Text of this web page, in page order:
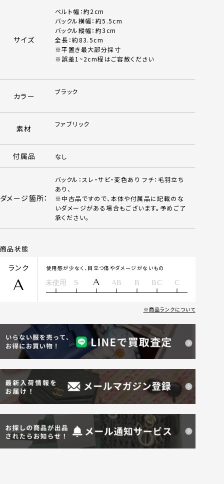
サイズ
ベルト幅：約2cm
バックル横幅：約5.5cm
バックル縦幅：約3cm
全長：約83.5cm
※平置き最大部分採寸
※誤差1~2cm程はご容赦ください
カラー ブラック
素材 ファブリック
付属品 なし
ダメージ箇所：
バックル：スレ・サビ・変色あり フチ：毛羽立ち
あり、
※中古品ですので、本体や付属品に記載のな
いダメージがある場合もございます。予めご了
承ください。
商品状態
ランク
A
使用感が少なく、目立つ傷やダメージがないもの
未使用 S A AB B BC C
商品ランクについて